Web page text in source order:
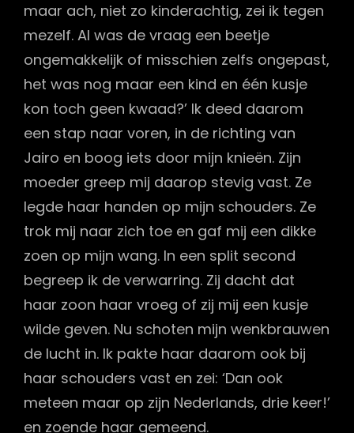
maar ach, niet zo kinderachtig, zei ik tegen
mezelf. Al was de vraag een beetje
ongemakkelijk of misschien zelfs ongepast,
het was nog maar een kind en één kusje
kon toch geen kwaad?’ Ik deed daarom
een stap naar voren, in de richting van
Jairo en boog iets door mijn knieën. Zijn
moeder greep mij daarop stevig vast. Ze
legde haar handen op mijn schouders. Ze
trok mij naar zich toe en gaf mij een dikke
zoen op mijn wang. In een split second
begreep ik de verwarring. Zij dacht dat
haar zoon haar vroeg of zij mij een kusje
wilde geven. Nu schoten mijn wenkbrauwen
de lucht in. Ik pakte haar daarom ook bij
haar schouders vast en zei: ‘Dan ook
meteen maar op zijn Nederlands, drie keer!’
en zoende haar gemeend.